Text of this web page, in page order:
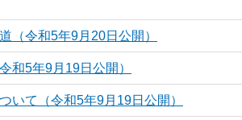
（令和5年9月20日公開）
和5年9月19日公開）
いて（令和5年9月19日公開）